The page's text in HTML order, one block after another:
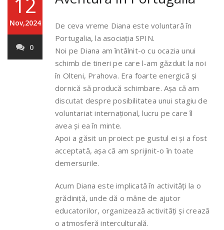
Nov,2024
0
De ceva vreme Diana este voluntară în
Portugalia, la asociația SPIN.
Noi pe Diana am întâlnit-o cu ocazia unui
schimb de tineri pe care l-am găzduit la noi
în Olteni, Prahova. Era foarte energică și
dornică să producă schimbare. Așa că am
discutat despre posibilitatea unui stagiu de
voluntariat internațional, lucru pe care îl
avea și ea în minte.
Apoi a găsit un proiect pe gustul ei și a fost
acceptată, așa că am sprijinit-o în toate
demersurile.
Acum Diana este implicată în activități la o
grădiniță, unde dă o mâne de ajutor
educatorilor, organizează activități și crează
o atmosferă interculturală.